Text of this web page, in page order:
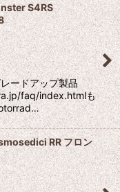
S4RS
ードアップ製品
faq/index.htmlも
RR フロン